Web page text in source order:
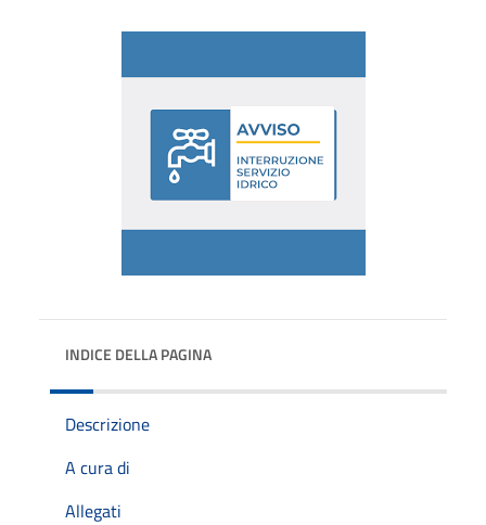
INDICE DELLA PAGINA
Descrizione
A cura di
Allegati